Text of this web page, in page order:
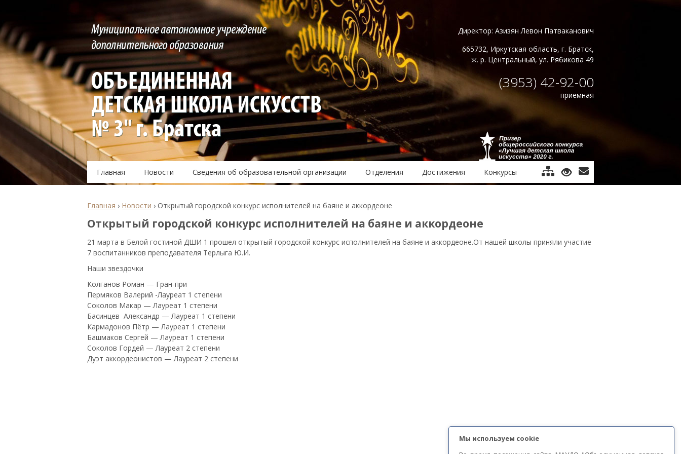
Директор: Азизян Левон Патваканович
665732, Иркутская область, г. Братск,
ж. р. Центральный, ул. Рябикова 49
(3953) 42-92-00
приемная
Главная Новости Сведения об образовательной организации Отделения Достижения Конкурсы
Главная › Новости › Открытый городской конкурс исполнителей на баяне и аккордеоне
Открытый городской конкурс исполнителей на баяне и аккордеоне
21 марта в Белой гостиной ДШИ 1 прошел открытый городской конкурс исполнителей на баяне и аккордеоне.От нашей школы приняли участие
7 воспитанников преподавателя Терлыга Ю.И.
Наши звездочки
Колганов Роман — Гран-при
Пермяков Валерий -Лауреат 1 степени
Соколов Макар — Лауреат 1 степени
Басинцев Александр — Лауреат 1 степени
Кармадонов Пётр — Лауреат 1 степени
Башмаков Сергей — Лауреат 1 степени
Соколов Гордей — Лауреат 2 степени
Дуэт аккордеонистов — Лауреат 2 степени
Мы используем cookie